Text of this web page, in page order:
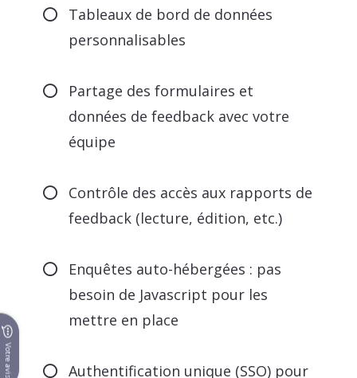
Tableaux de bord de données
personnalisables
Partage des formulaires et
données de feedback avec votre
équipe
Contrôle des accès aux rapports de
feedback (lecture, édition, etc.)
Enquêtes auto-hébergées : pas
besoin de Javascript pour les
mettre en place
Authentification unique (SSO) pour
Votre avis